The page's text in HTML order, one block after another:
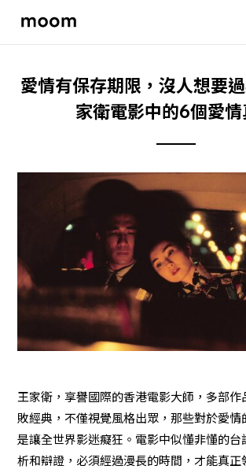
moom
愛情有保存期限，沒人想要
家衛電影中的6個愛情
王家衛，享譽國際的香港電影大師，多部作
敗經典，不僅視覺風格出眾，那些對於愛情
是讓全世界影迷癡狂。電影中似懂非懂的台
析和辯證，必須經過漫長的時間，才能真正